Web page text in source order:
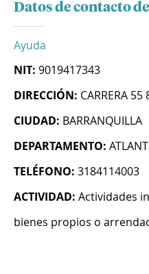
Datos de contacto de
Ayuda
NIT: 9019417343
DIRECCIÓN: CARRERA 55
CIUDAD: BARRANQUILLA
DEPARTAMENTO:
TELÉFONO: 3184114003
ACTIVIDAD: Actividades
bienes propios o